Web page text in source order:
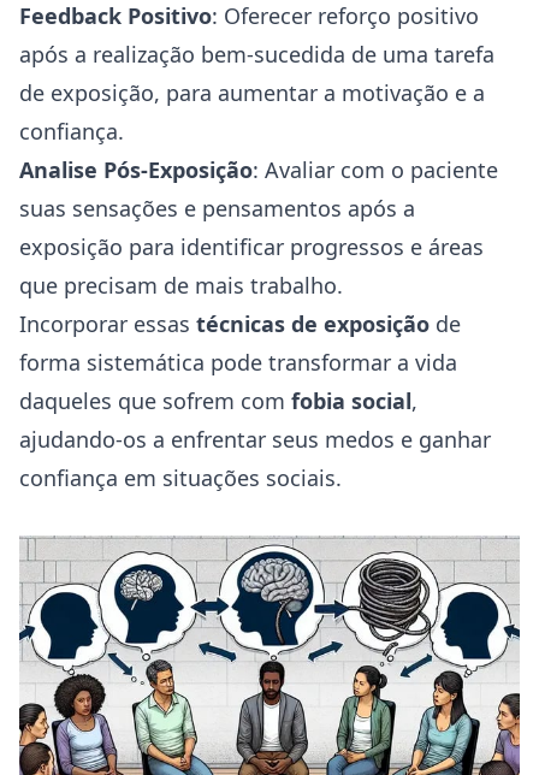
Feedback Positivo: Oferecer reforço positivo
após a realização bem-sucedida de uma tarefa
de exposição, para aumentar a motivação e a
confiança.
Analise Pós-Exposição: Avaliar com o paciente
suas sensações e pensamentos após a
exposição para identificar progressos e áreas
que precisam de mais trabalho.
Incorporar essas técnicas de exposição de
forma sistemática pode transformar a vida
daqueles que sofrem com fobia social,
ajudando-os a enfrentar seus medos e ganhar
confiança em situações sociais.